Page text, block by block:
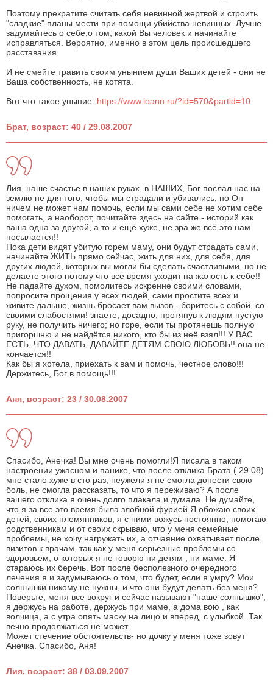
Поэтому прекратите считать себя невинной жертвой и строить
"сладкие" планы мести при помощи убийства невинных. Лучше
задумайтесь о себе,о том, какой Вы человек и начинайте
исправляться. Вероятно, именно в этом цель происшедшего
расставания.
И не смейте травить своим унынием души Ваших детей - они не
Ваша собственность, не котята.
Вот что такое уныние: https://www.ioann.ru/?id=570&partid=10
Брат, возраст: 40 / 29.08.2007
Лия, наше счастье в наших руках, в НАШИХ, Бог послал нас на
землю не для того, чтобы мы страдали и убивались, но Он
ничем не может нам помочь, если мы сами себе не хотим себе
помогать, а наоборот, почитайте здесь на сайте - историй как
ваша одна за другой, а то и ещё хуже, не зра же всё это нам
посылается!!
Пока дети видят убитую горем маму, они будут страдать сами,
начинайте ЖИТЬ прямо сейчас, жить для них, для себя, для
других людей, которых вы могли бы сделать счастливыми, но не
делаете этого потому что все время уходит на жалость к себе!!
Не падайте духом, помолитесь искренне своими словами,
попросите прощения у всех людей, сами простите всех и
живите дальше, жизнь бросает вам вызов - боритесь с собой, со
своими слабостями! знаете, досадно, протянув к людям пустую
руку, не получить ничего; но горе, если ты протянешь полную
пригоршню и не найдётся никого, кто бы из неё взял!!! У ВАС
ЕСТЬ, ЧТО ДАВАТЬ, ДАВАЙТЕ ДЕТЯМ СВОЮ ЛЮБОВЬ!! она не
кончается!!
Как бы я хотела, приехать к вам и помочь, честное слово!!!
Держитесь, Бог в помощь!!!
Аня, возраст: 23 / 30.08.2007
Спасибо, Анечка! Вы мне очень помогли!Я писала в таком
настроении ужасном и панике, что после отклика Брата ( 29.08)
мне стало хуже в сто раз, неужели я не смогла донести свою
боль, не смогла рассказать, то что я переживаю? А после
вашего отклика я очень долго плакала и думала. Не думайте,
что я за все это время была злобной фурией.Я обожаю своих
детей, своих племянников, я с ними вожусь постоянно, помогаю
родственникам и от своих скрываю, что у меня семейные
проблемы, не хочу нагружать их, а отчаяние охватывает после
визитов к врачам, так как у меня серьезные проблемы со
здоровьем, о которых я не говорю ни детям , ни маме. Я
стараюсь их беречь. Вот после бесполезного очередного
лечения я и задумываюсь о том, что будет, если я умру? Мои
солнышки никому не нужны, и что они будут делать без меня?
Поверьте, меня все вокруг и сейчас называют "наше солнышко",
я держусь на работе, держусь при маме, а дома вою , как
волчица, а с утра опять маску на лицо и вперед, с улыбкой. Так
вечно продолжаться не может.
Может стечение обстоятельств- но дочку у меня тоже зовут
Анечка. Спасибо, Аня!
Лия, возраст: 38 / 03.09.2007